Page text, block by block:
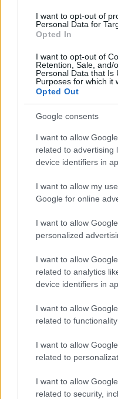
I want to opt-out of
Personal Data for
Opted In
I want to opt-out of
Retention, Sale, and/
Personal Data that Is
Purposes for which it
Opted Out
Google consents
I want to allow
related to advertising
device identifiers in
I want to allow my
Google for online
I want to allow
personalized
I want to allow
related to analytics
device identifiers in
I want to allow
related to
I want to allow
related to
I want to allow
related to security,
mutatja be a magyar
Tulane Egyetem
légies képei és kortársaik
tükrözik azt a
Orleans
Szépművészeti
foglalkozott az Art in
Szépművészeti
Southern Art-ban) Jeffrey
absztrakciók (munkái
Szépművészeti
városi pusztulást
Kathleen Ariatti Banton -
megtalálhatók a New
Lory Lockwood -
- akciófestészet Mary
papírra készült munkák
kiállítás megtekinthető:
21. között New Orleans,